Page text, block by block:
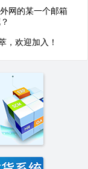
网的某一个邮箱
，欢迎加入！